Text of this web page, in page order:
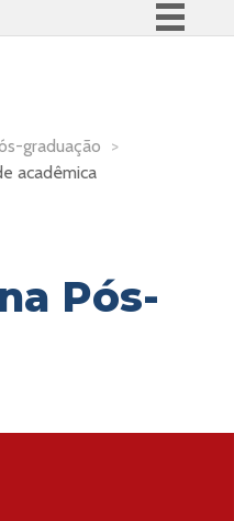
Acesso à informação
graduação >
acadêmica
Pós-